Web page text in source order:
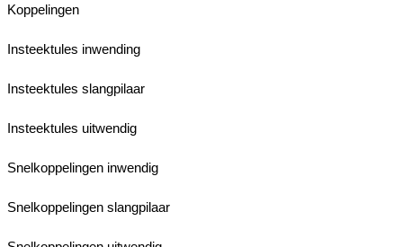
Koppelingen
Insteektules inwending
Insteektules slangpilaar
Insteektules uitwendig
Snelkoppelingen inwendig
Snelkoppelingen slangpilaar